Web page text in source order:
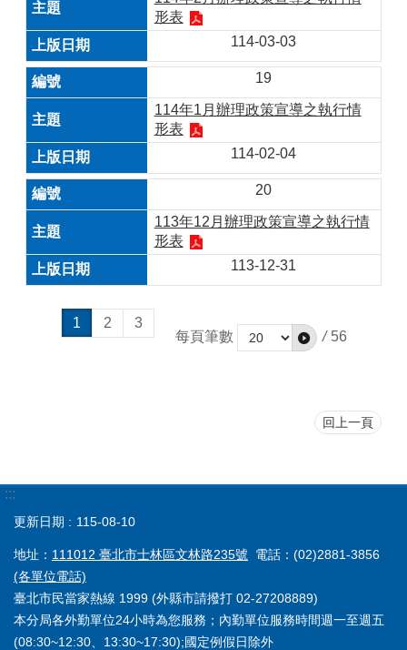
形表
114-03-03
19
114年1月辦理政策宣導之執行情
形表
114-02-04
20
113年12月辦理政策宣導之執行情
形表
113-12-31
1 2
3
每頁筆數
/ 56
回上一頁
:::
更新日期 115-08-10
地址： 111012 臺北市士林區文林路235號 電話：(02)2881-3856
(各單位電話)
臺北市民當家熱線 1999 (外縣市請撥打 02-27208889)
本分局各外勤單位24小時為您服務；內勤單位服務時間週一至週五
(08:30~12:30、13:30~17:30);國定例假日除外